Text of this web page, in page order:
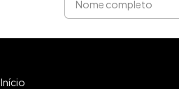
Início